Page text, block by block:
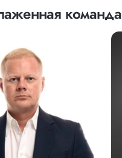
команда